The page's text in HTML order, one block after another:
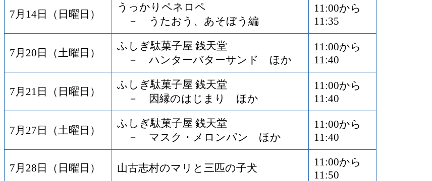
7月14日（日曜日）
うっかりペネロペ
－ うたおう、あそぼう編
11:00から
11:35
7月20日（土曜日）
ふしぎ駄菓子屋 銭天堂
－ ハンターバターサンド ほか
11:00から
11:40
7月21日（日曜日）
ふしぎ駄菓子屋 銭天堂
－ 因縁のはじまり ほか
11:00から
11:40
7月27日（土曜日）
ふしぎ駄菓子屋 銭天堂
－ マスク・メロンパン ほか
11:00から
11:40
7月28日（日曜日） 山古志村のマリと三匹の子犬
11:00から
11:50